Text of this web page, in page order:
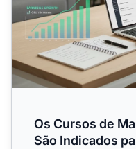
Os Cursos de
São Indicados